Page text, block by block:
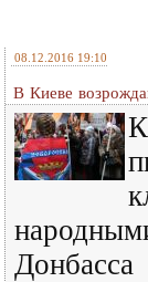
08.12.2016 19:10
В Киеве
Донбасса